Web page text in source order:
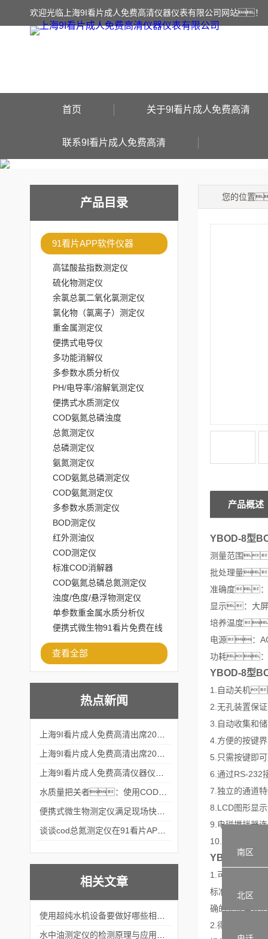
欢迎光临上海9I看片成人免费高清仪器仪表有限公司网站！
首页 关于9I看片成人免费高清
联系9I看片成人免费高清
产品目录
91看片APP软件仪器
高锰酸盐指数测定仪
硫化物测定仪
余氯总氯二氧化氯测定仪
氯化物（氯离子）测定仪
重金属测定仪
便携式电导仪
多功能消解仪
多参数水质分析仪
PH/电导率/溶解氧测定仪
便携式水质测定仪
COD氨氮总磷浊度
总氮测定仪
总磷测定仪
氨氮测定仪
COD氨氮总磷测定仪
COD氨氮测定仪
多参数水质测定仪
BOD测定仪
红外测油仪
COD测定仪
标准COD消解器
COD氨氮总磷总氮测定仪
浊度/色度/悬浮物测定仪
单参数重金属水质分析仪
便携式微生物91看片免费在线
观看
查看全部
热点新闻
相关文章
您的位置
产品概述
YBOD-8型
测量范围
批处理量
准确度：
显示：大屏
培养温度
电源：
功耗：
YBOD-8型
1.自动关机
2.无孔装置保
3.自动收集和
4.方便的按
5.只需按键即
6.通过RS-
7.独立的通道
8.LCD图形显
9.电磁搅拌器
10.样品稀释
YBOD-8型
1.可无人看管
标准的五天稀
确的完成重
2.得易于有
南区
北区